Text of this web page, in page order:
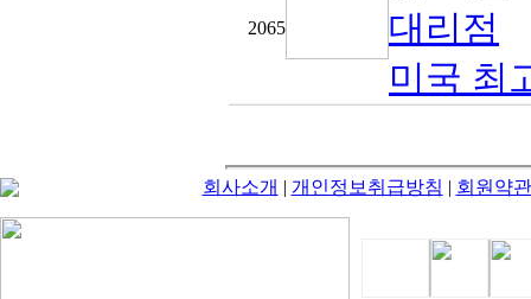
2065
대리점
미국 최
회사소개 | 개인정보취급방침 | 회원약관